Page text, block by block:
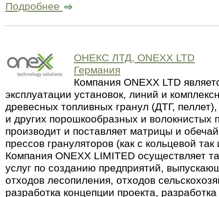
Подробнее
ОНЕКС ЛТД, ONEXX LTD
Германия
Компания ОNEXX LTD
эксплуатации установок, линий и
древесных топливных гранул (ДТГ,
и других порошкообразных и волокнистых
производит и поставляет матрицы и
прессов грануляторов (как с кольцевой
Компания ОNEXX LIMITED осуществляет
услуг по созданию предприятий,
отходов лесопиления, отходов
разработка концепции проекта,